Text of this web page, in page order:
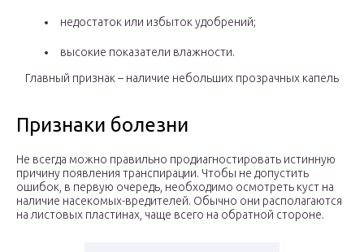
недостаток или избыток удобрений;
высокие показатели влажности.
Главный признак – наличие небольших прозрачных капель
Признаки болезни
Не всегда можно правильно продиагностировать истинную
причину появления транспирации. Чтобы не допустить
ошибок, в первую очередь, необходимо осмотреть куст на
наличие насекомых-вредителей. Обычно они располагаются
на листовых пластинах, чаще всего на обратной стороне.